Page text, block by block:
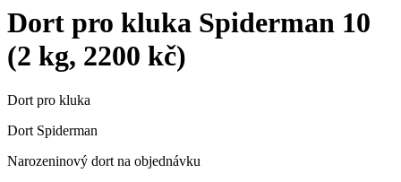
Dort pro kluka Spiderman 10
(2 kg, 2200 kč)
Dort pro kluka
Dort Spiderman
Narozeninový dort na objednávku